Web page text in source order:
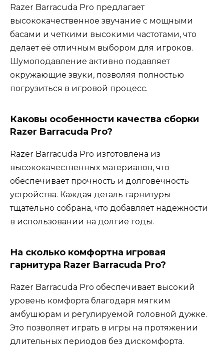
Razer Barracuda Pro предлагает
высококачественное звучание с мощными
басами и четкими высокими частотами, что
делает её отличным выбором для игроков.
Шумоподавление активно подавляет
окружающие звуки, позволяя полностью
погрузиться в игровой процесс.
Каковы особенности качества сборки
Razer Barracuda Pro?
Razer Barracuda Pro изготовлена из
высококачественных материалов, что
обеспечивает прочность и долговечность
устройства. Каждая деталь гарнитуры
тщательно собрана, что добавляет надежности
в использовании на долгие годы.
На сколько комфортна игровая
гарнитура Razer Barracuda Pro?
Razer Barracuda Pro обеспечивает высокий
уровень комфорта благодаря мягким
амбушюрам и регулируемой головной дужке.
Это позволяет играть в игры на протяжении
длительных периодов без дискомфорта.